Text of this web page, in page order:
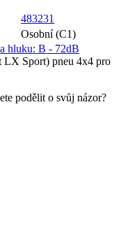
483231
Osobní (C1)
LX Sport) pneu 4x4 pro
podělit o svůj názor?